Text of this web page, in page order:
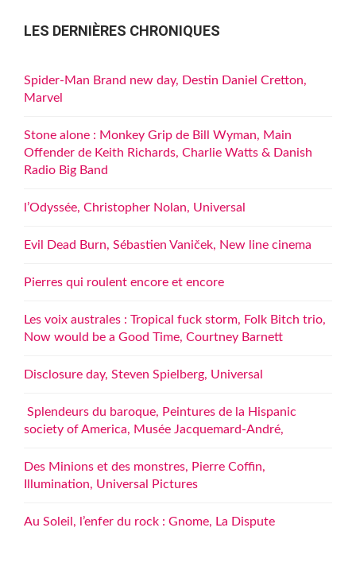
LES DERNIÈRES CHRONIQUES
Spider-Man Brand new day, Destin Daniel Cretton,
Marvel
Stone alone : Monkey Grip de Bill Wyman, Main
Offender de Keith Richards, Charlie Watts & Danish
Radio Big Band
l’Odyssée, Christopher Nolan, Universal
Evil Dead Burn, Sébastien Vaniček, New line cinema
Pierres qui roulent encore et encore
Les voix australes : Tropical fuck storm, Folk Bitch trio,
Now would be a Good Time, Courtney Barnett
Disclosure day, Steven Spielberg, Universal
Splendeurs du baroque, Peintures de la Hispanic
society of America, Musée Jacquemard-André,
Des Minions et des monstres, Pierre Coffin,
Illumination, Universal Pictures
Au Soleil, l’enfer du rock : Gnome, La Dispute